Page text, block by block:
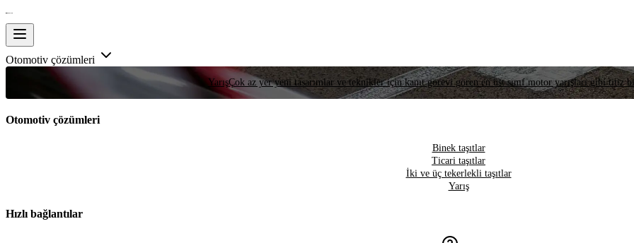
Otomotiv çözümleri
YarışÇok az yer yeni tasarımlar ve teknikler için kanıt görevi gören en üst sınıf motor yarışları gibi titiz
Otomotiv çözümleri
Binek taşıtlar
Ticari taşıtlar
İki ve üç tekerlekli taşıtlar
Yarış
Hızlı bağlantılar